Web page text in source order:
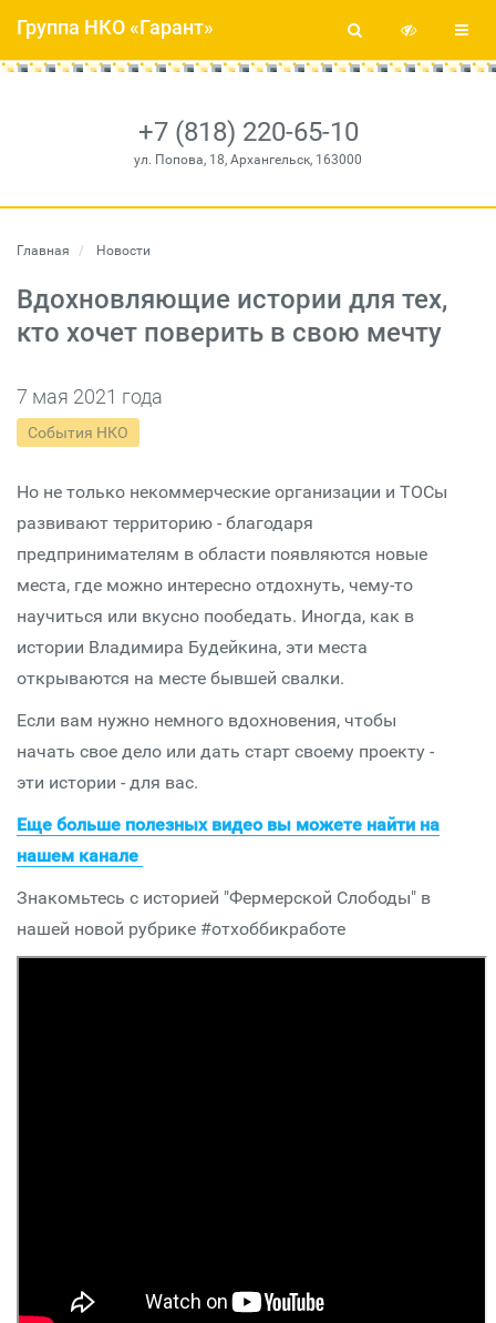
+7 (818) 220-65-10
ул. Попова, 18, Архангельск, 163000
Группа НКО «Гарант»
Главная Новости
Вдохновляющие истории для тех,
кто хочет поверить в свою мечту
7 мая 2021 года
События НКО
Но не только некоммерческие организации и ТОСы
развивают территорию - благодаря
предпринимателям в области появляются новые
места, где можно интересно отдохнуть, чему-то
научиться или вкусно пообедать. Иногда, как в
истории Владимира Будейкина, эти места
открываются на месте бывшей свалки.
Если вам нужно немного вдохновения, чтобы
начать свое дело или дать старт своему проекту -
эти истории - для вас.
Еще больше полезных видео вы можете найти на
нашем канале
Знакомьтесь с историей "Фермерской Слободы" в
нашей новой рубрике #отхоббикработе